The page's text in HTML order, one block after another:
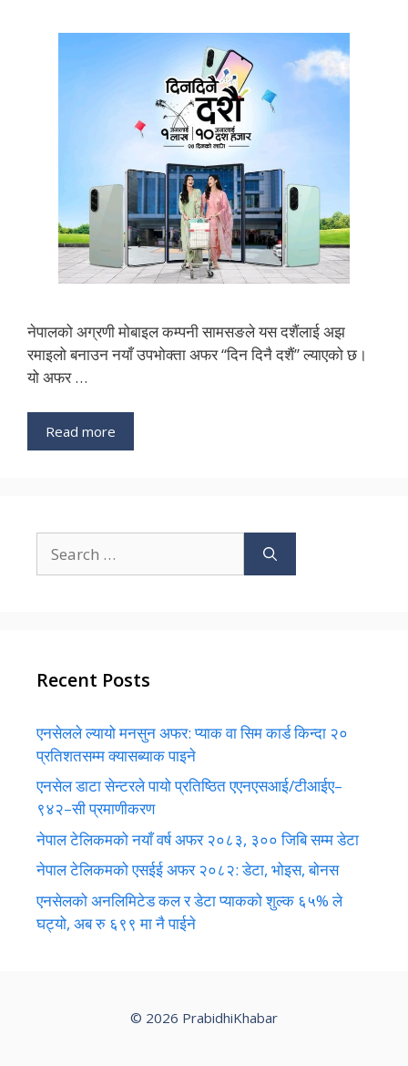
नेपालको अग्रणी मोबाइल कम्पनी सामसङले यस दशैंलाई अझ
रमाइलो बनाउन नयाँ उपभोक्ता अफर “दिन दिनै दशैं” ल्याएको छ।
यो अफर …
Read more
for:
Recent Posts
एनसेलले ल्यायो मनसुन अफर: प्याक वा सिम कार्ड किन्दा २०
प्रतिशतसम्म क्यासब्याक पाइने
एनसेल डाटा सेन्टरले पायो प्रतिष्ठित एएनएसआई/टीआईए–
९४२–सी प्रमाणीकरण
नेपाल टेलिकमको नयाँ वर्ष अफर २०८३, ३०० जिबि सम्म डेटा
नेपाल टेलिकमको एसईई अफर २०८२: डेटा, भोइस, बोनस
एनसेलको अनलिमिटेड कल र डेटा प्याकको शुल्क ६५% ले
घट्यो, अब रु ६९९ मा नै पाईने
© 2026 PrabidhiKhabar